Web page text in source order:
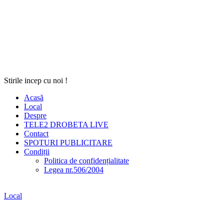
Stirile incep cu noi !
Acasă
Local
Despre
TELE2 DROBETA LIVE
Contact
SPOTURI PUBLICITARE
Condiții
Politica de confidențialitate
Legea nr.506/2004
Local